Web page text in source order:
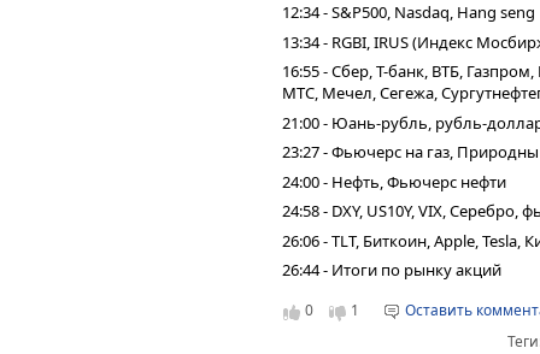
12:34 - S&P500, Nasdaq, Hang seng
13:34 - RGBI, IRUS (Индекс
16:55 - Сбер, Т-банк, ВТБ,
МТС, Мечел, Сегежа,
21:00 - Юань-рубль, рубль-
23:27 - Фьючерс на газ,
24:00 - Нефть, Фьючерс нефти
24:58 - DXY, US10Y, VIX,
26:06 - TLT, Биткоин, Apple, Tesla,
26:44 - Итоги по рынку акций
0 1
Оставить